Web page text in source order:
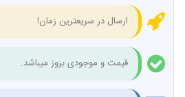
ارسال در سریعترین زمان!
قیمت و موجودی بروز میباشد.